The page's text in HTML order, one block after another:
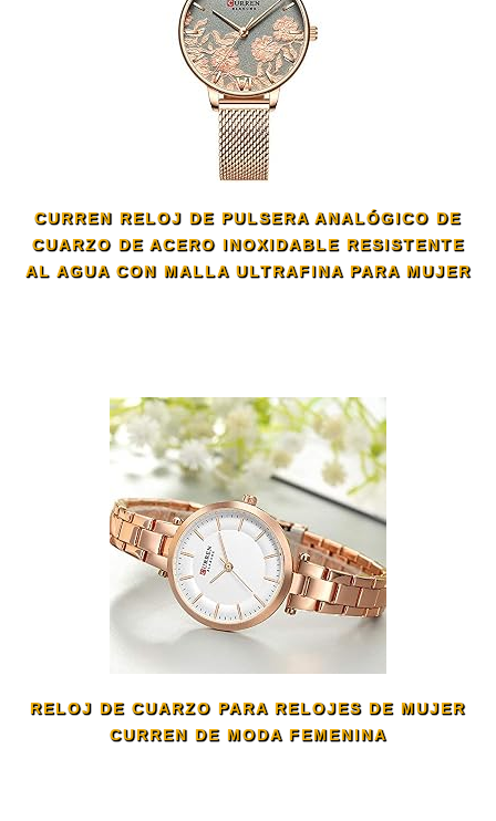
CURREN RELOJ DE PULSERA ANALÓGICO DE
CUARZO DE ACERO INOXIDABLE RESISTENTE
AL AGUA CON MALLA ULTRAFINA PARA MUJER
RELOJ DE CUARZO PARA RELOJES DE MUJER
CURREN DE MODA FEMENINA